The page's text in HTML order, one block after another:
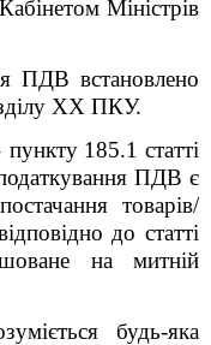
Міністрів
ПДВ встановлено
XX ПКУ.
185.1 статті
ПДВ є
товарів/
до статті
на митній
будь-яка